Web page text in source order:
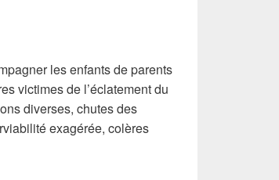
les enfants de parents
victimes de l’éclatement du
diverses, chutes des
exagérée, colères
reliance séparation parentale